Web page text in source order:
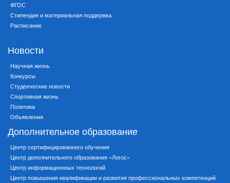
ФГОС
Стипендия и материальная поддержка
Расписание
Новости
Научная жизнь
Конкурсы
Студенческие новости
Спортивная жизнь
Политика
Объявления
Дополнительное образование
Центр сертифицированного обучения
Центр дополнительного образования «Логос»
Центр информационных технологий
Центр повышения квалификации и развития профессиональных компетенций